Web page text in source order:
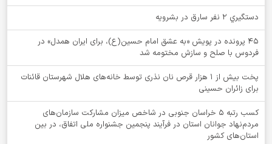
دستگيري 2 نفر سارق در بشرويه
۴۵ پرونده در پویش «به عشق امام حسین(ع)، برای ایران همدل» در
فردوس با صلح و سازش مختومه شد
پخت بیش از 1 هزار قرص نان نذری توسط خانه‌های هلال شهرستان قائنات
برای زائران حسینی
کسب رتبه ۵ خراسان جنوبی در شاخص میزان مشارکت سازمان‌های
مردم‌نهاد جوانان استان در فرآیند پنجمین جشنواره ملی اتفاق، در بین
استان‌های کشور